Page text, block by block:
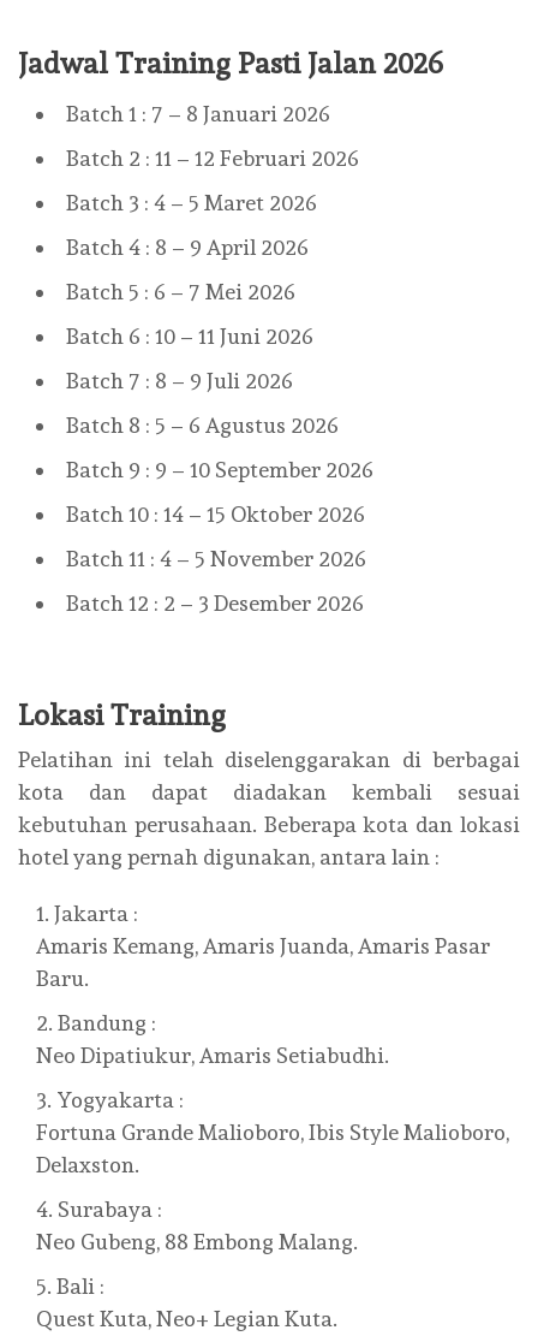
Jadwal Training Pasti Jalan 2026
Batch 1 : 7 – 8 Januari 2026
Batch 2 : 11 – 12 Februari 2026
Batch 3 : 4 – 5 Maret 2026
Batch 4 : 8 – 9 April 2026
Batch 5 : 6 – 7 Mei 2026
Batch 6 : 10 – 11 Juni 2026
Batch 7 : 8 – 9 Juli 2026
Batch 8 : 5 – 6 Agustus 2026
Batch 9 : 9 – 10 September 2026
Batch 10 : 14 – 15 Oktober 2026
Batch 11 : 4 – 5 November 2026
Batch 12 : 2 – 3 Desember 2026
Lokasi Training
Pelatihan ini telah diselenggarakan di berbagai
kota dan dapat diadakan kembali sesuai
kebutuhan perusahaan. Beberapa kota dan lokasi
hotel yang pernah digunakan, antara lain :
Jakarta :
Amaris Kemang, Amaris Juanda, Amaris Pasar
Baru.
Bandung :
Neo Dipatiukur, Amaris Setiabudhi.
Yogyakarta :
Fortuna Grande Malioboro, Ibis Style Malioboro,
Delaxston.
Surabaya :
Neo Gubeng, 88 Embong Malang.
Bali :
Quest Kuta, Neo+ Legian Kuta.